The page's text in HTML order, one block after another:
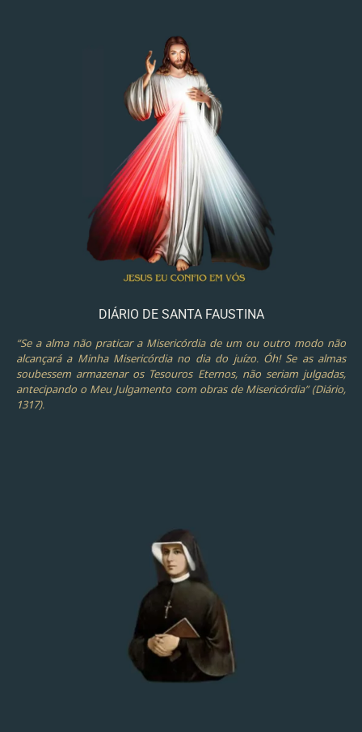
DIÁRIO DE SANTA FAUSTINA
“Se a alma não praticar a Misericórdia de um ou outro modo não
alcançará a Minha Misericórdia no dia do juízo. Óh! Se as almas
soubessem armazenar os Tesouros Eternos, não seriam julgadas,
antecipando o Meu Julgamento com obras de Misericórdia” (Diário,
1317).